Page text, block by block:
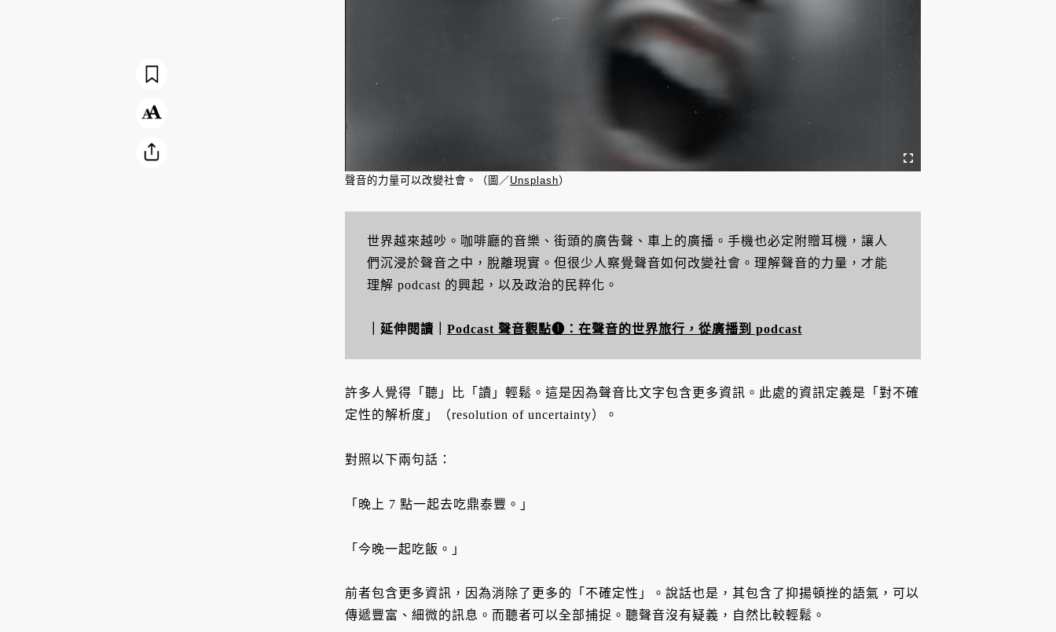
聲音的力量可以改變社會。（圖／Unsplash）
世界越來越吵。咖啡廳的音樂、街頭的廣告聲、車上的廣播。手機也必定附贈耳機，讓人
們沉浸於聲音之中，脫離現實。但很少人察覺聲音如何改變社會。理解聲音的力量，才能
理解 podcast 的興起，以及政治的民粹化。
｜延伸閱讀｜ Podcast 聲音觀點❶：在聲音的世界旅行，從廣播到 podcast
許多人覺得「聽」比「讀」輕鬆。這是因為聲音比文字包含更多資訊。此處的資訊定義是「對不確
定性的解析度」（resolution of uncertainty）。
對照以下兩句話：
「晚上 7 點一起去吃鼎泰豐。」
「今晚一起吃飯。」
前者包含更多資訊，因為消除了更多的「不確定性」。說話也是，其包含了抑揚頓挫的語氣，可以
傳遞豐富、細微的訊息。而聽者可以全部捕捉。聽聲音沒有疑義，自然比較輕鬆。